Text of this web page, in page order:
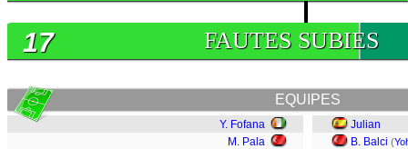
FAUTES SUBIES
17
EQUIPES
Y. Fofana
M. Pala
Julian
B. Balci (